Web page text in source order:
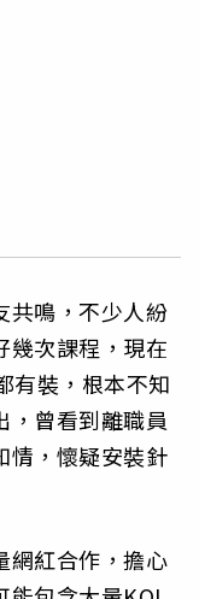
共鳴，不少人紛
幾次課程，現在
有裝，根本不知
，曾看到離職員
情，懷疑安裝針
網紅合作，擔心